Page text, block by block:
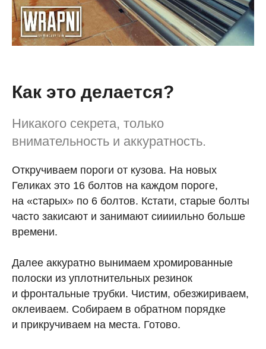
Как это делается?
Никакого секрета, только
внимательность и аккуратность.
Откручиваем пороги от кузова. На новых
Геликах это 16 болтов на каждом пороге,
на «старых» по 6 болтов. Кстати, старые болты
часто закисают и занимают сиииильно больше
времени.
Далее аккуратно вынимаем хромированные
полоски из уплотнительных резинок
и фронтальные трубки. Чистим, обезжириваем,
оклеиваем. Собираем в обратном порядке
и прикручиваем на места. Готово.